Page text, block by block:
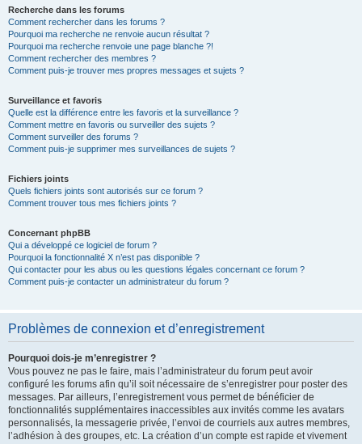
Recherche dans les forums
Comment rechercher dans les forums ?
Pourquoi ma recherche ne renvoie aucun résultat ?
Pourquoi ma recherche renvoie une page blanche ?!
Comment rechercher des membres ?
Comment puis-je trouver mes propres messages et sujets ?
Surveillance et favoris
Quelle est la différence entre les favoris et la surveillance ?
Comment mettre en favoris ou surveiller des sujets ?
Comment surveiller des forums ?
Comment puis-je supprimer mes surveillances de sujets ?
Fichiers joints
Quels fichiers joints sont autorisés sur ce forum ?
Comment trouver tous mes fichiers joints ?
Concernant phpBB
Qui a développé ce logiciel de forum ?
Pourquoi la fonctionnalité X n’est pas disponible ?
Qui contacter pour les abus ou les questions légales concernant ce forum ?
Comment puis-je contacter un administrateur du forum ?
Problèmes de connexion et d’enregistrement
Pourquoi dois-je m’enregistrer ?
Vous pouvez ne pas le faire, mais l’administrateur du forum peut avoir
configuré les forums afin qu’il soit nécessaire de s’enregistrer pour poster des
messages. Par ailleurs, l’enregistrement vous permet de bénéficier de
fonctionnalités supplémentaires inaccessibles aux invités comme les avatars
personnalisés, la messagerie privée, l’envoi de courriels aux autres membres,
l’adhésion à des groupes, etc. La création d’un compte est rapide et vivement